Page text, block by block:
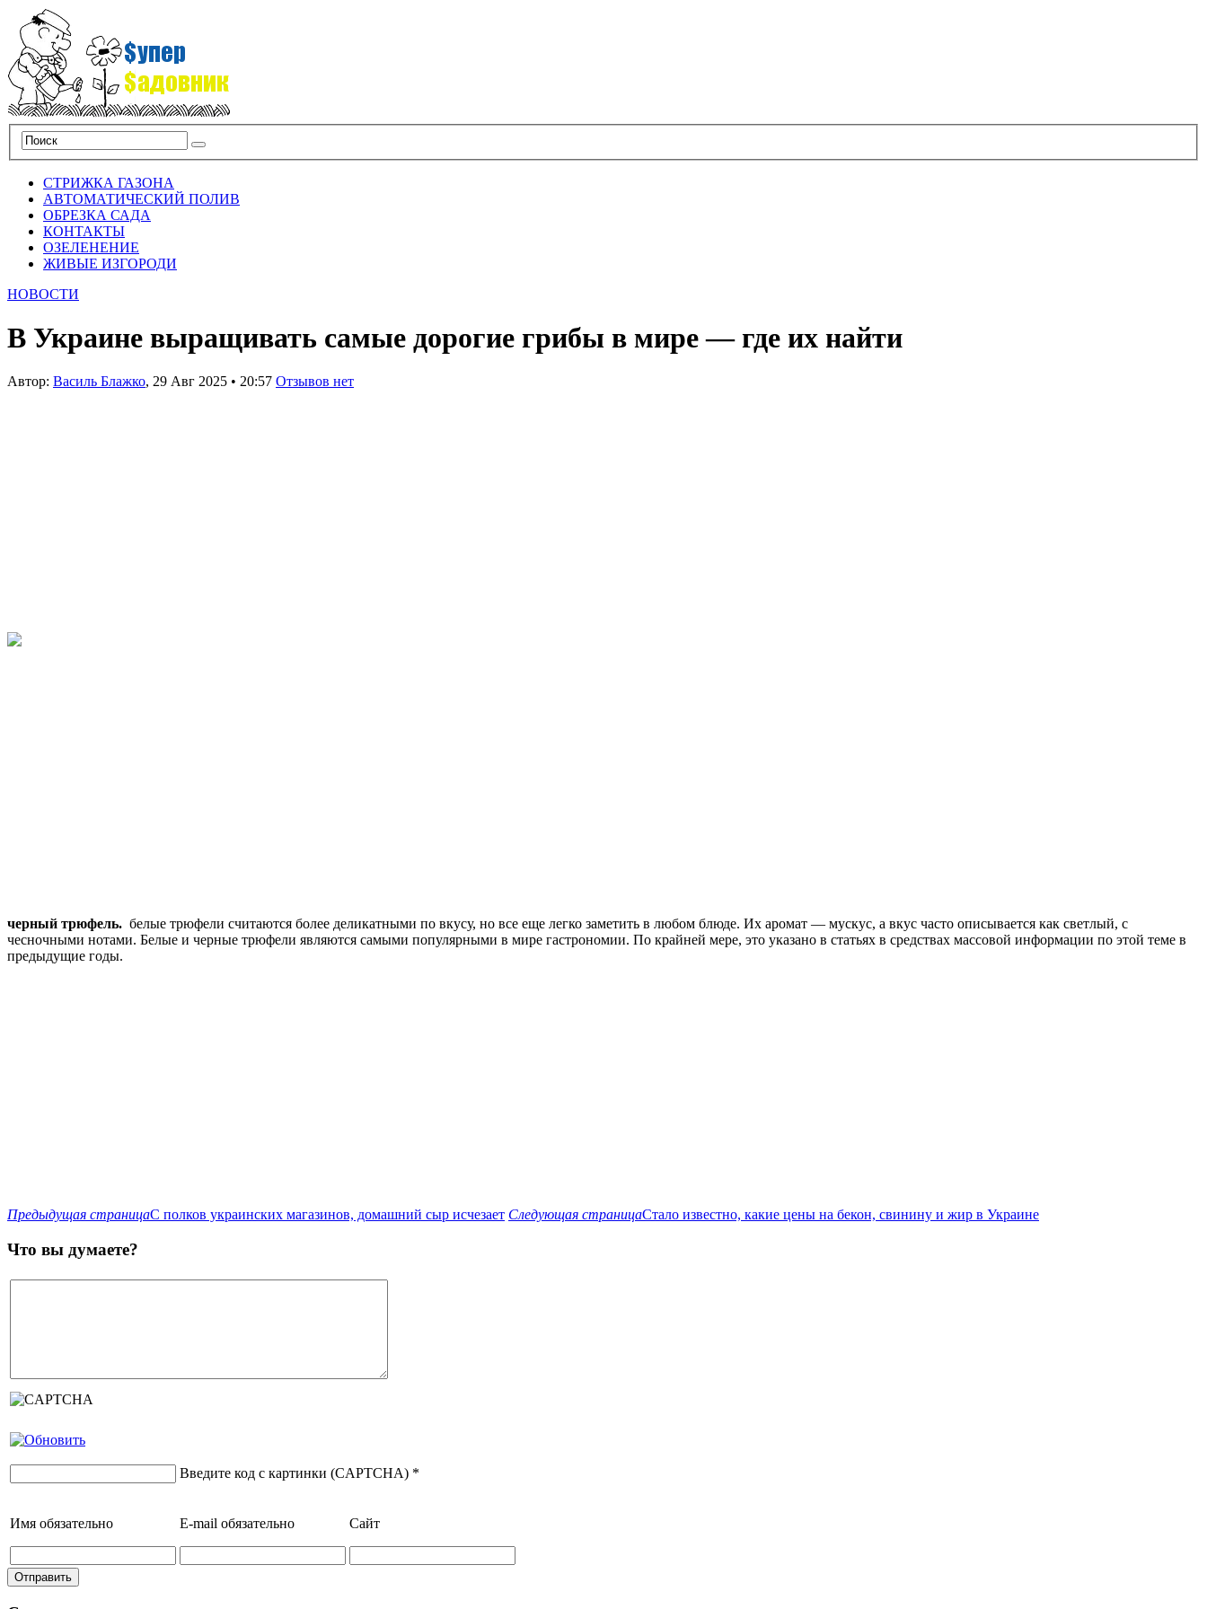
СТРИЖКА ГАЗОНА
АВТОМАТИЧЕСКИЙ ПОЛИВ
ОБРЕЗКА САДА
КОНТАКТЫ
ОЗЕЛЕНЕНИЕ
ЖИВЫЕ ИЗГОРОДИ
НОВОСТИ
В Украине выращивать самые дорогие грибы в мире — где их найти
Автор: Василь Блажко, 29 Авг 2025 • 20:57 Отзывов нет
черный трюфель. белые трюфели считаются более деликатными по вкусу, но все еще легко заметить в любом блюде. Их аромат — мускус, а вкус часто описывается как светлый, с
чесночными нотами. Белые и черные трюфели являются самыми популярными в мире гастрономии. По крайней мере, это указано в статьях в средствах массовой информации по этой теме в
предыдущие годы.
Предыдущая страницаС полков украинских магазинов, домашний сыр исчезает Следующая страницаСтало известно, какие цены на бекон, свинину и жир в Украине
Что вы думаете?
Введите код с картинки (CAPTCHA) *
Имя обязательно E-mail обязательно Сайт